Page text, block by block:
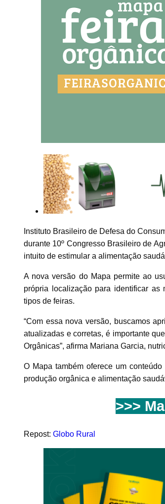
Instituto Brasileiro de Defesa do
durante 10º Congresso Brasileiro de
intuito de estimular a alimentação
A nova versão do Mapa permite ao
própria localização para identificar as
tipos de feiras.
“Com essa nova versão, buscamos
atualizadas e corretas, é importante
Orgânicas”, afirma Mariana Garcia,
O Mapa também oferece um
produção orgânica e alimentação
>>>
Repost: Globo Rural